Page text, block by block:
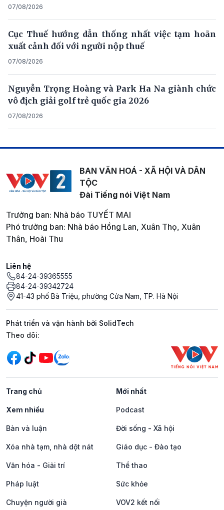
07/08/2026
Cục Thuế hướng dẫn thống nhất việc tạm hoãn
xuất cảnh đối với người nộp thuế
07/08/2026
Nguyễn Trọng Hoàng và Park Ha Na giành chức
vô địch giải golf trẻ quốc gia 2026
07/08/2026
BAN VĂN HOÁ - XÃ HỘI VÀ DÂN
TỘC
Đài Tiếng nói Việt Nam
Trưởng ban: Nhà báo TUYẾT MAI
Phó trưởng ban: Nhà báo Hồng Lan, Xuân Thọ, Xuân
Thân, Hoài Thu
Liên hệ
84-24-39365555
84-24-39342724
41-43 phố Bà Triệu, phường Cửa Nam, TP. Hà Nội
Phát triển và vận hành bởi SolidTech
Mạng xã hội
Theo dõi:
Trang chủ Mới nhất
Xem nhiều Podcast
Bàn và luận Đời sống - Xã hội
Xóa nhà tạm, nhà dột nát Giáo dục - Đào tạo
Văn hóa - Giải trí Thể thao
Pháp luật Sức khỏe
Chuyện người già VOV2 kết nối